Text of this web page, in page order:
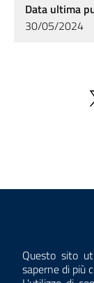
Questo sito
saperne di più
Data ultima
30/05/2024